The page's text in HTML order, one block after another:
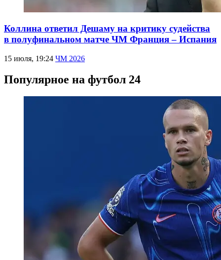
Коллина ответил Дешаму на критику судейства
в полуфинальном матче ЧМ Франция – Испания
15 июля, 19:24 ЧМ 2026
Популярное на футбол 24